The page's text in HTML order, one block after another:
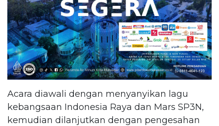
Acara diawali dengan menyanyikan lagu
kebangsaan Indonesia Raya dan Mars SP3N,
kemudian dilanjutkan dengan pengesahan